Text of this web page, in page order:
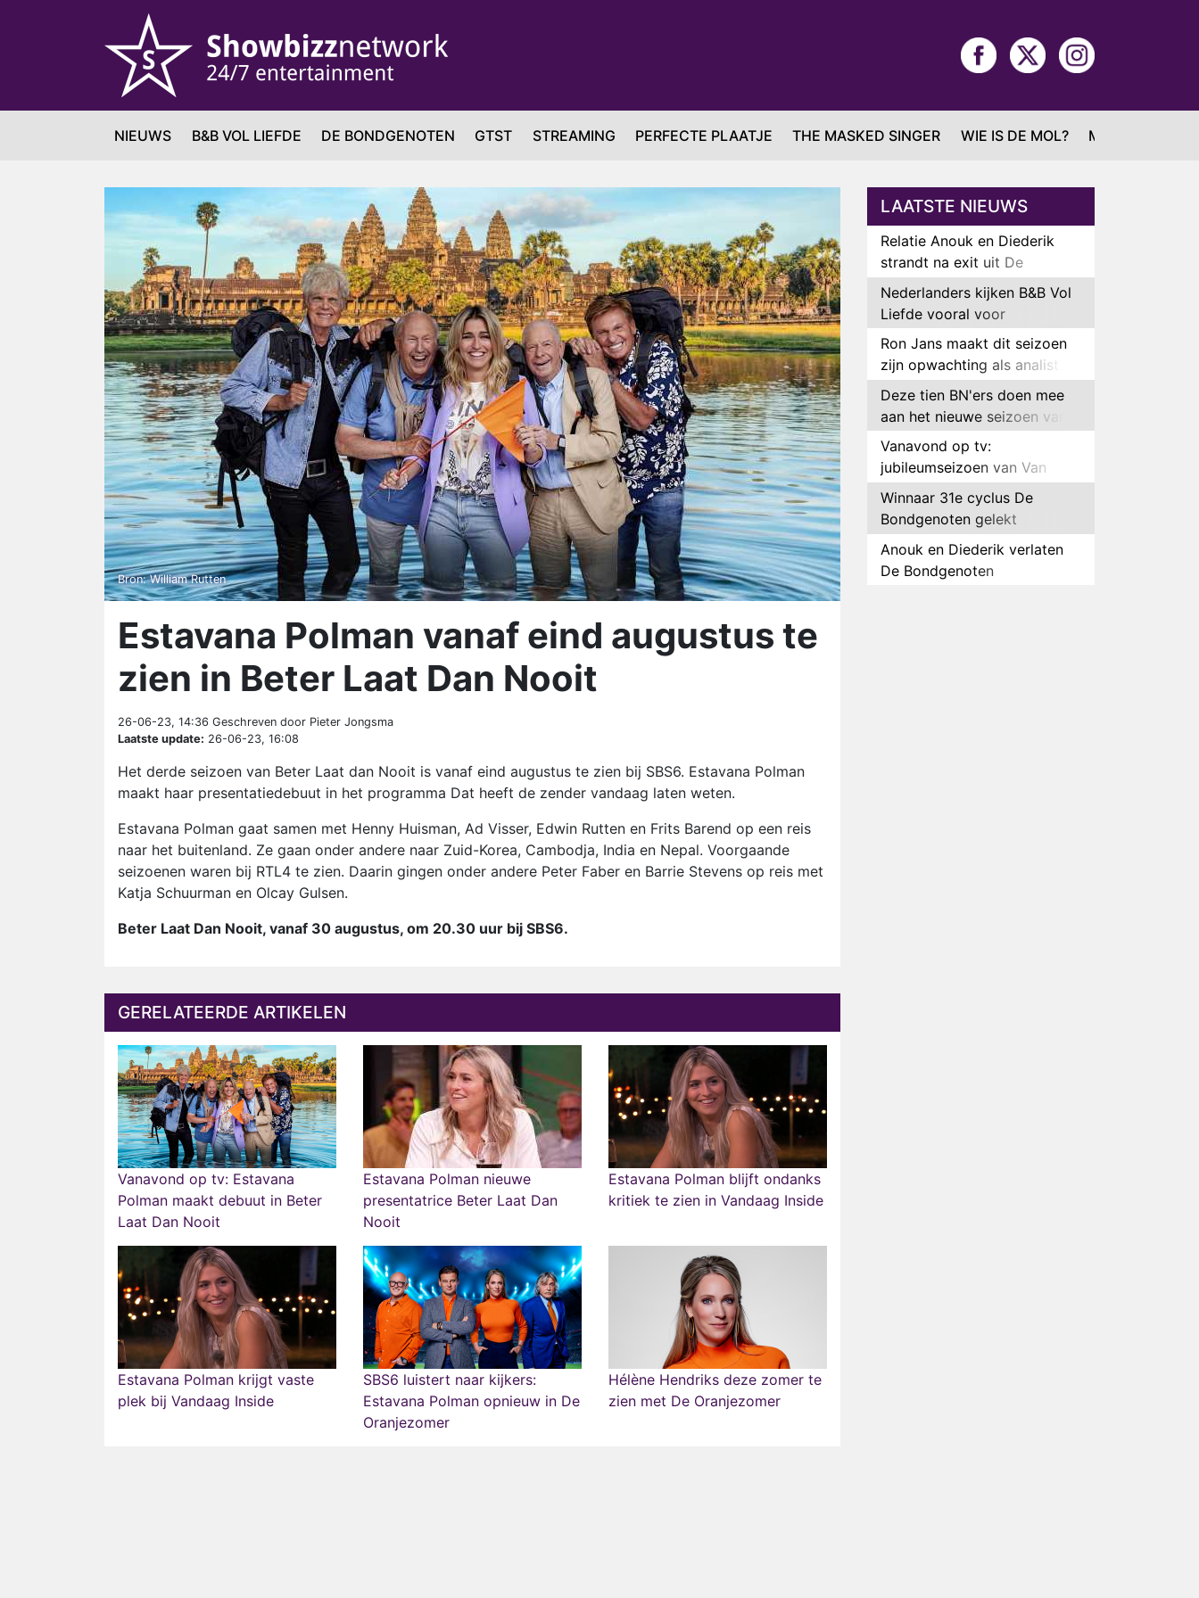
NIEUWS B&B VOL LIEFDE DE BONDGENOTEN GTST STREAMING PERFECTE PLAATJE THE MASKED SINGER WIE IS DE MOL? MAFS
Bron: William Rutten
Estavana Polman vanaf eind augustus te
zien in Beter Laat Dan Nooit
26-06-23, 14:36 Geschreven door Pieter Jongsma
Laatste update: 26-06-23, 16:08
Het derde seizoen van Beter Laat dan Nooit is vanaf eind augustus te zien bij SBS6. Estavana Polman
maakt haar presentatiedebuut in het programma Dat heeft de zender vandaag laten weten.
Estavana Polman gaat samen met Henny Huisman, Ad Visser, Edwin Rutten en Frits Barend op een reis
naar het buitenland. Ze gaan onder andere naar Zuid-Korea, Cambodja, India en Nepal. Voorgaande
seizoenen waren bij RTL4 te zien. Daarin gingen onder andere Peter Faber en Barrie Stevens op reis met
Katja Schuurman en Olcay Gulsen.
Beter Laat Dan Nooit, vanaf 30 augustus, om 20.30 uur bij SBS6.
GERELATEERDE ARTIKELEN
Vanavond op tv: Estavana
Polman maakt debuut in Beter
Laat Dan Nooit
Estavana Polman nieuwe
presentatrice Beter Laat Dan
Nooit
Estavana Polman blijft ondanks
kritiek te zien in Vandaag Inside
Estavana Polman krijgt vaste
plek bij Vandaag Inside
SBS6 luistert naar kijkers:
Estavana Polman opnieuw in De
Oranjezomer
Hélène Hendriks deze zomer te
zien met De Oranjezomer
LAATSTE NIEUWS
Relatie Anouk en Diederik
strandt na exit uit De
Bondgenoten
Nederlanders kijken B&B Vol
Liefde vooral voor
ongemakkelijke momenten
Ron Jans maakt dit seizoen
zijn opwachting als analist
Deze tien BN'ers doen mee
aan het nieuwe seizoen van
Bestemming X
Vanavond op tv:
jubileumseizoen van Van
Onschatbare Waarde gaat
van start
Winnaar 31e cyclus De
Bondgenoten gelekt
Anouk en Diederik verlaten
De Bondgenoten